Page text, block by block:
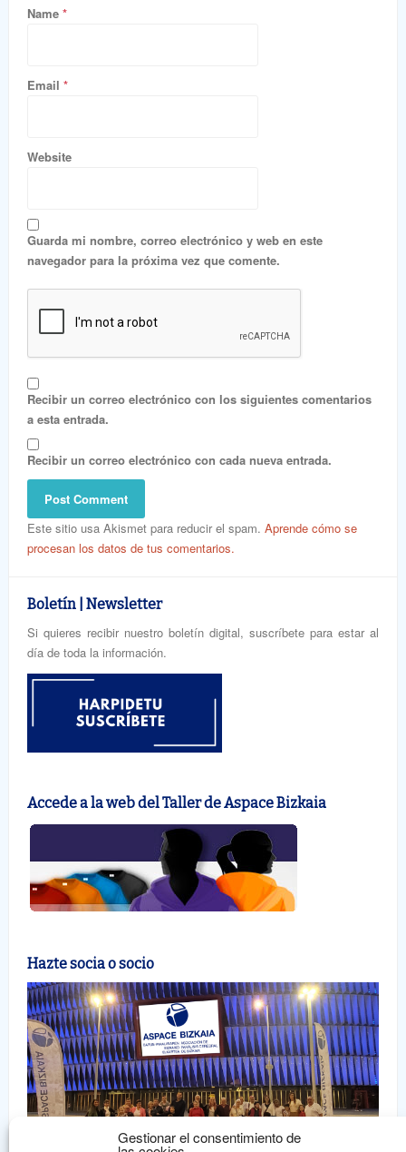
Gestionar el consentimiento de
Name *
Email *
Website
Guarda mi nombre, correo electrónico y web en este
navegador para la próxima vez que comente.
Recibir un correo electrónico con los siguientes comentarios
a esta entrada.
Recibir un correo electrónico con cada nueva entrada.
Este sitio usa Akismet para reducir el spam. Aprende cómo se
procesan los datos de tus comentarios.
Boletín | Newsletter
Si quieres recibir nuestro boletín digital, suscríbete para estar al
día de toda la información.
Accede a la web del Taller de Aspace Bizkaia
Hazte socia o socio